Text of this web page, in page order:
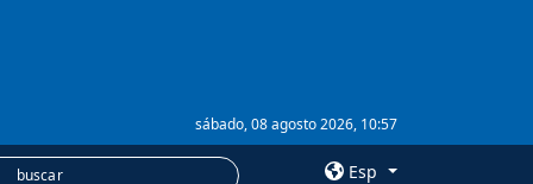
sábado, 08 agosto 2026, 10:57
Esp